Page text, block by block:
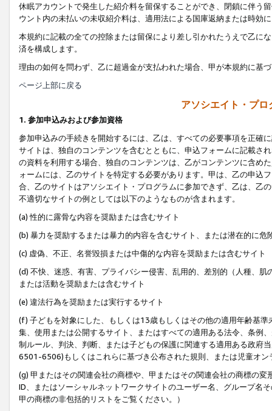
休眠アカウントで発生した紹介料を留保することができ、閉鎖に伴う
ウント内の未払いの未収紹介料は、適用法による国庫返納または時効
本規約に記載の全ての控除または留保により差し引かれたうえで乙に
済を構成します。
理由の如何を問わず、乙に超過金が支払われた場合、甲が本規約に基
ページ上部に戻る
アソシエイト・プ
1. 参加申込みおよび参加資格
参加申込みの手続きを開始するには、乙は、すべての必要事項を正確
サイトは、独自のコンテンツを含むとともに、申込フォームに記載さ
の資料を利用する場合、独自のコンテンツは、乙がコンテンツに含め
ォームには、乙のサイトを特定する必要があります。甲は、乙の申込
合、乙のサイトはアソシエイト・プログラムに参加できず、乙は、乙
不適切なサイトの例としては以下のようなものが含まれます。
(a) 性的に露骨な内容を奨励または含むサイト
(b) 暴力を奨励するまたは暴力的内容を含むサイト、または潜在的に
(c) 虚偽、不正、名誉毀損または中傷的な内容を奨励または含むサイト
(d) 不快、迷惑、有害、プライバシー侵害、乱用的、差別的（人種、
または活動を奨励または含むサイト
(e) 違法行為を奨励または実行するサイト
(f) 子どもを対象にした、もしくは13歳もしくはその他の適用年齢基
集、使用または公開するサイト、またはすべての適用ある法令、条例
制ルール、判決、判断、または子どもの保護に関連する適用ある政府
6501-6506)もしくはこれらに基づき公布された規則、または児童オン
(g) 甲またはその関連会社の商標や、甲またはその関連会社の商標の
ID、またはソーシャルネットワークサイトのユーザー名、グループ名
甲の商標の非包括的リストをご覧ください。）